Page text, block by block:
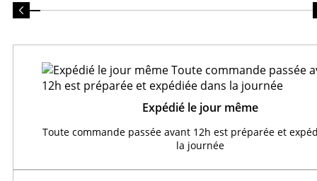
Expédié le jour même
Toute commande passée avant 12h est préparée et
la journée